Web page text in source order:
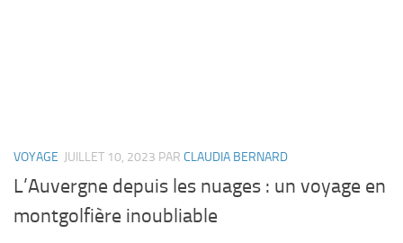
VOYAGE JUILLET 10, 2023 PAR CLAUDIA BERNARD
L’Auvergne depuis les nuages : un voyage en
montgolfière inoubliable